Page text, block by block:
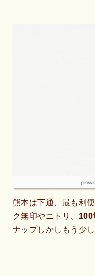
熊本は下通、最も利
ク無印やニトリ、
ナップしかしもう少